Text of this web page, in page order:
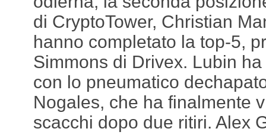
di CryptoTower, Christian
hanno completato la top-5,
Simmons di Drivex. Lubin
con lo pneumatico
Nogales, che ha finalmente
scacchi dopo due ritiri. Alex